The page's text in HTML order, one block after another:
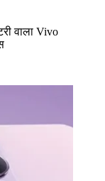
वाला Vivo